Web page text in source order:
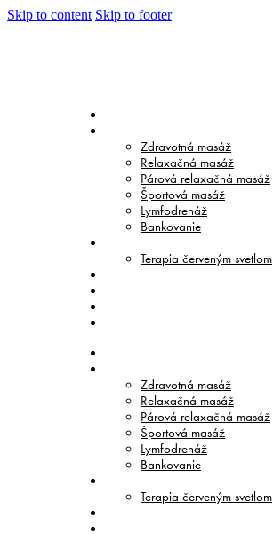
Skip to content Skip to footer
Zdravotná masáž
Relaxačná masáž
Párová relaxačná masáž
Športová masáž
Lymfodrenáž
Bankovanie
Terapia červeným svetlom
Zdravotná masáž
Relaxačná masáž
Párová relaxačná masáž
Športová masáž
Lymfodrenáž
Bankovanie
Terapia červeným svetlom